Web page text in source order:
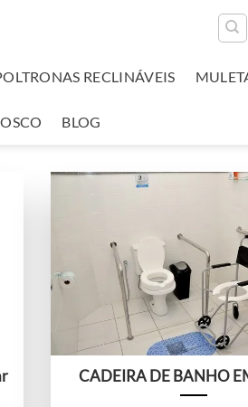
RECLINÁVEIS
BLOG
CADEIRA DE BANHO